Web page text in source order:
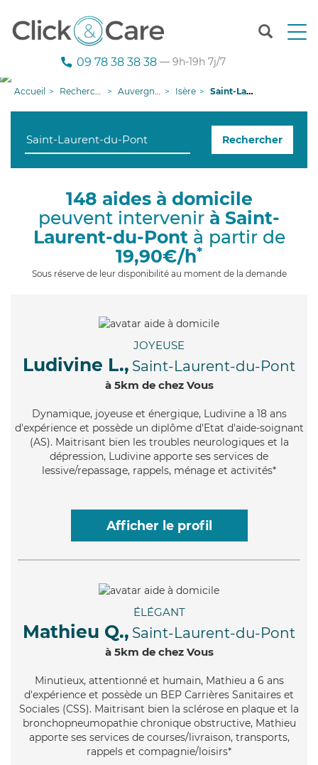
T
n
g
09 78 38 38 38 — 9h-19h 7j/7
Accueil Recherche aide à domicile Auvergne-Rhône-Alpes Isère Saint-Laurent-du-Pont
Rechercher
148 aides à domicile
peuvent intervenir à Saint-
Laurent-du-Pontà partir de
19,90€/h*
Sous réserve de leur disponibilité au moment de la demande
JOYEUSE
Ludivine L., Saint-Laurent-du-Pont
à 5km de chez Vous
Dynamique, joyeuse et énergique, Ludivine a 18 ans
d'expérience et possède un diplôme d'Etat d'aide-soignant
(AS). Maitrisant bien les troubles neurologiques et la
dépression, Ludivine apporte ses services de
lessive/repassage, rappels, ménage et activités*
Afficher le profil
ÉLÉGANT
Mathieu Q., Saint-Laurent-du-Pont
à 5km de chez Vous
Minutieux, attentionné et humain, Mathieu a 6 ans
d'expérience et possède un BEP Carrières Sanitaires et
Sociales (CSS). Maitrisant bien la sclérose en plaque et la
bronchopneumopathie chronique obstructive, Mathieu
apporte ses services de courses/livraison, transports,
rappels et compagnie/loisirs*